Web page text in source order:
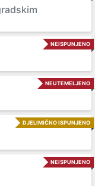
NEISPUNJENO
NEUTEMELJENO
DJELIMIČNO ISPUNJENO
NEISPUNJENO